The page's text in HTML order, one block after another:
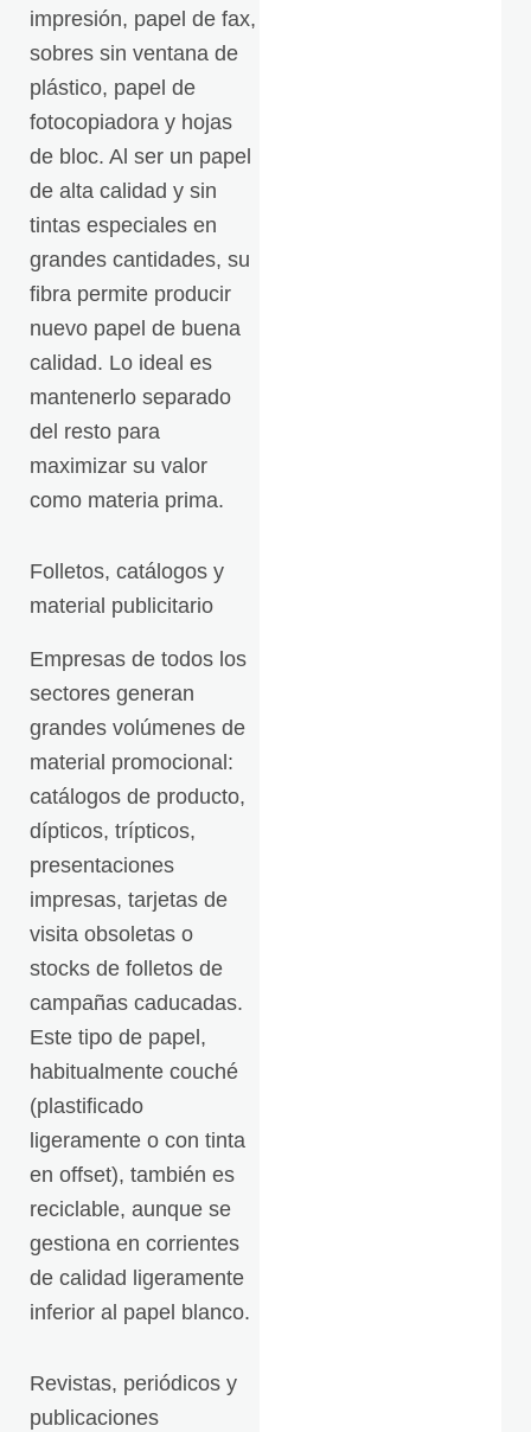
impresión, papel de fax,
sobres sin ventana de
plástico, papel de
fotocopiadora y hojas
de bloc. Al ser un papel
de alta calidad y sin
tintas especiales en
grandes cantidades, su
fibra permite producir
nuevo papel de buena
calidad. Lo ideal es
mantenerlo separado
del resto para
maximizar su valor
como materia prima.
Folletos, catálogos y
material publicitario
Empresas de todos los
sectores generan
grandes volúmenes de
material promocional:
catálogos de producto,
dípticos, trípticos,
presentaciones
impresas, tarjetas de
visita obsoletas o
stocks de folletos de
campañas caducadas.
Este tipo de papel,
habitualmente couché
(plastificado
ligeramente o con tinta
en offset), también es
reciclable, aunque se
gestiona en corrientes
de calidad ligeramente
inferior al papel blanco.
Revistas, periódicos y
publicaciones